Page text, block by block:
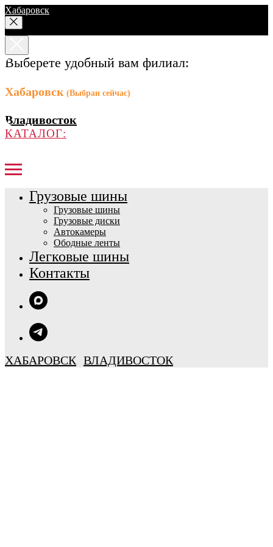
Хабаровск
Выберете удобный вам филиал:
Хабаровск (Выбран сейчас)
Владивосток
КАТАЛОГ:
Грузовые шины
Грузовые шины
Грузовые диски
Автокамеры
Ободные ленты
Легковые шины
Контакты
ХАБАРОВСК ВЛАДИВОСТОК